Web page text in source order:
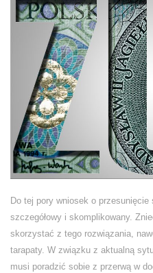
Do tej pory wniosek o przesunięcie
szczegółowy i skomplikowany.
skorzystać z tego rozwiązania,
tarapaty. W związku z aktualną
musi poradzić sobie z przerwą w